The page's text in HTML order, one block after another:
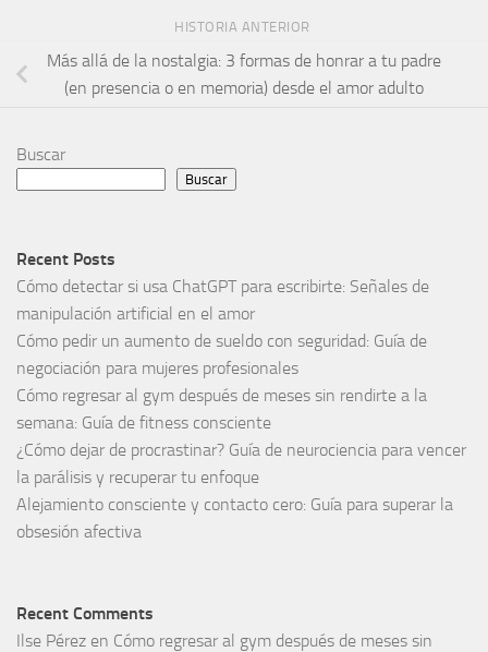
HISTORIA ANTERIOR
Más allá de la nostalgia: 3 formas de honrar a tu padre
(en presencia o en memoria) desde el amor adulto
Buscar
Buscar
Recent Posts
Cómo detectar si usa ChatGPT para escribirte: Señales de
manipulación artificial en el amor
Cómo pedir un aumento de sueldo con seguridad: Guía de
negociación para mujeres profesionales
Cómo regresar al gym después de meses sin rendirte a la
semana: Guía de fitness consciente
¿Cómo dejar de procrastinar? Guía de neurociencia para vencer
la parálisis y recuperar tu enfoque
Alejamiento consciente y contacto cero: Guía para superar la
obsesión afectiva
Recent Comments
Ilse Pérez en Cómo regresar al gym después de meses sin